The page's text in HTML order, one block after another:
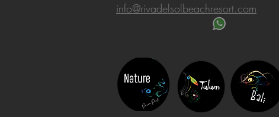
info@rivadelsolbeachresort.com